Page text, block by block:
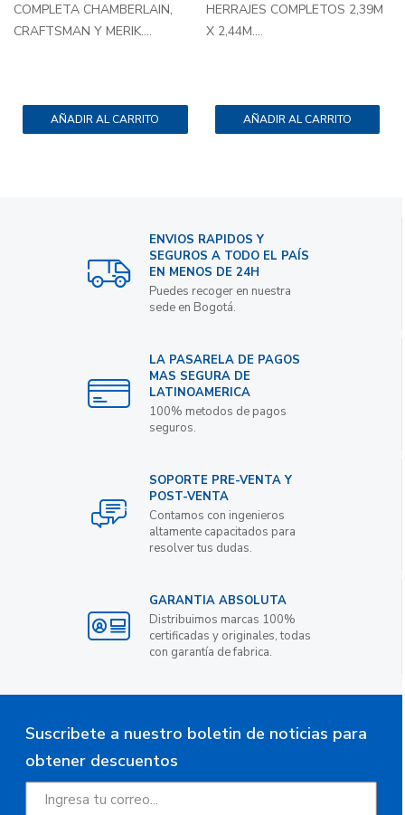
COMPLETA CHAMBERLAIN,
CRAFTSMAN Y MERIK....
AÑADIR AL CARRITO
HERRAJES COMPLETOS 2,39M
X 2,44M....
AÑADIR AL CARRITO
ENVIOS RAPIDOS Y
SEGUROS A TODO EL PAÍS
EN MENOS DE 24H
Puedes recoger en nuestra
sede en Bogotá.
LA PASARELA DE PAGOS
MAS SEGURA DE
LATINOAMERICA
100% metodos de pagos
seguros.
SOPORTE PRE-VENTA Y
POST-VENTA
Contamos con ingenieros
altamente capacitados para
resolver tus dudas.
GARANTIA ABSOLUTA
Distribuimos marcas 100%
certificadas y originales, todas
con garantía de fabrica.
Suscribete a nuestro boletin de noticias para
obtener descuentos